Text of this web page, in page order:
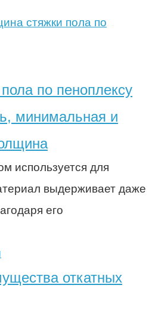
по пеноплексу
минимальная и
используется для
выдерживает даже
его
откатных